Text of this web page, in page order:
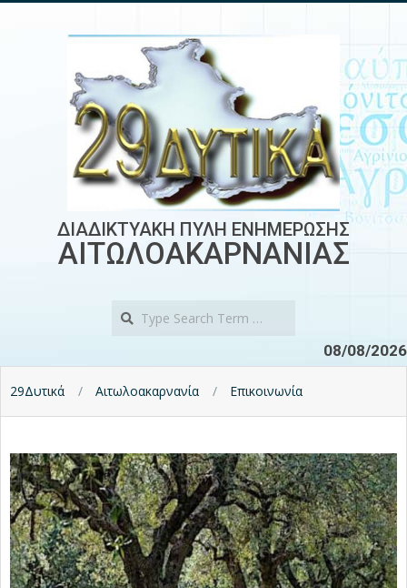
ΔΙΑΔΙΚΤΥΑΚΗ ΠΥΛΗ ΕΝΗΜΕΡΩΣΗΣ
ΑΙΤΩΛΟΑΚΑΡΝΑΝΙΑΣ
08/08/2026
29Δυτικά Αιτωλοακαρνανία Επικοινωνία